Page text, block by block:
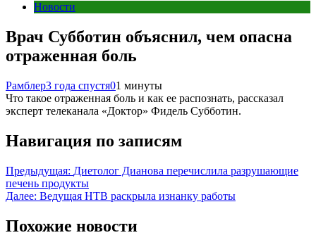
Новости
Врач Субботин объяснил, чем опасна
отраженная боль
Рамблер3 года спустя01 минуты
Что такое отраженная боль и как ее распознать, рассказал
эксперт телеканала «Доктор» Фидель Субботин.
Навигация по записям
Предыдущая: Диетолог Дианова перечислила разрушающие
печень продукты
Далее: Ведущая НТВ раскрыла изнанку работы
Похожие новости